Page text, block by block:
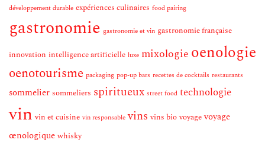
développement durable expériences culinaires food pairing
gastronomie gastronomie et vin gastronomie française
innovation intelligence artificielle luxe mixologie oenologie
oenotourisme packaging pop-up bars recettes de cocktails restaurants
sommelier sommeliers spiritueux street food technologie
vin vin et cuisine vin responsable vins vins bio voyage voyage
œnologique whisky